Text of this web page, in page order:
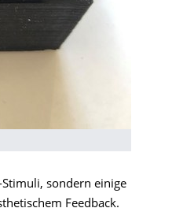
sondern einige
Feedback.